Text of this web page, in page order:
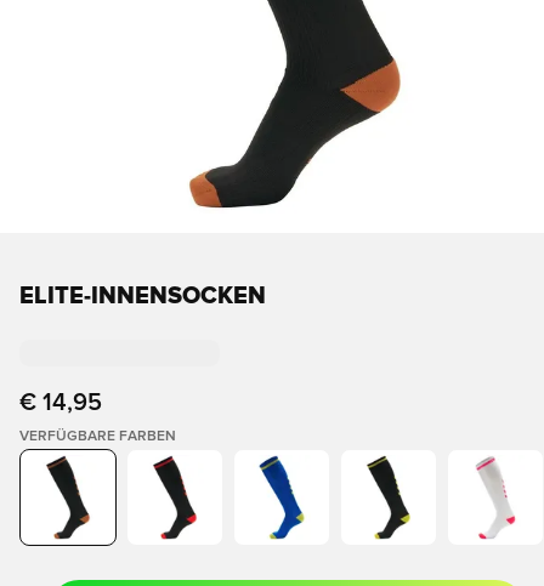
ELITE-INNENSOCKEN
€ 14,95
VERFÜGBARE FARBEN